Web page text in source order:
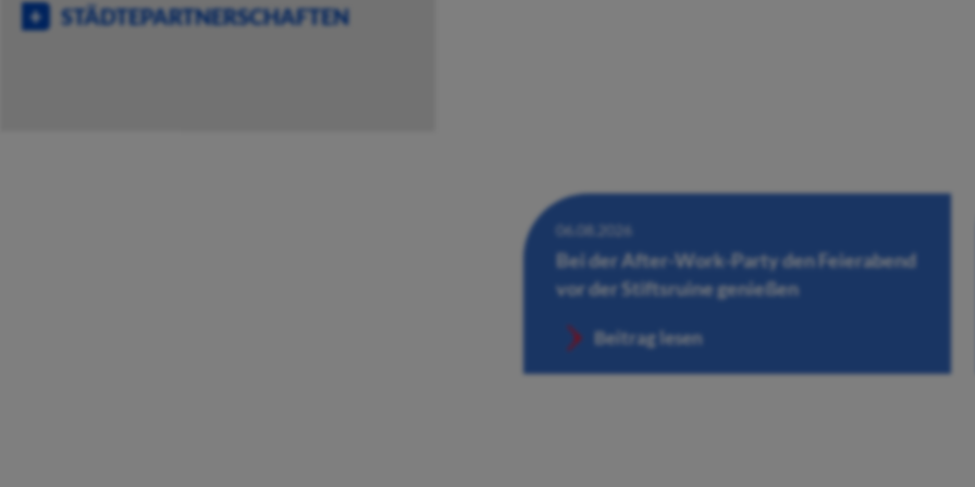
STÄDTEPARTNERSCHAFTEN
06.08.2026
Bei der After-Work-Party den Feierabend
vor der Stiftsruine genießen
Beitrag lesen